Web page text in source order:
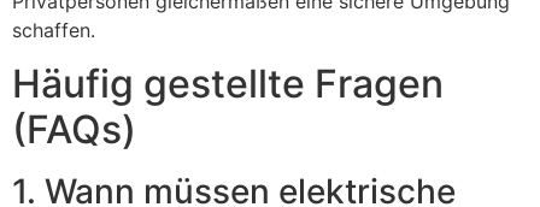
schaffen.
Häufig gestellte Fragen
(FAQs)
1. Wann müssen elektrische